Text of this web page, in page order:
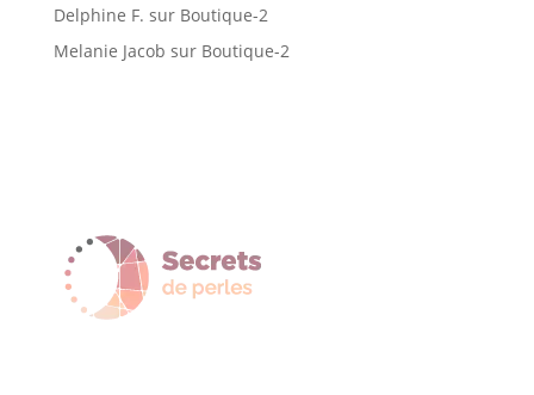
Delphine F. sur Boutique-2
Melanie Jacob sur Boutique-2